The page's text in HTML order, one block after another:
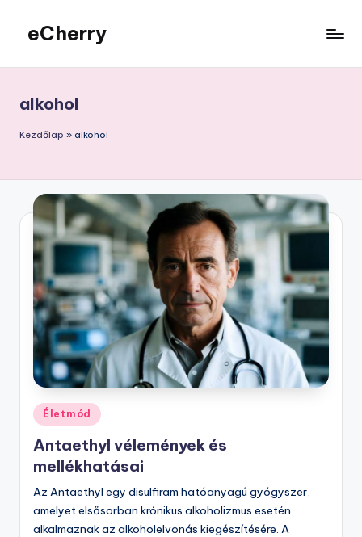
content
eCherry
nagyvilágból
alkohol
Kezdőlap » alkohol
Posted
in
Életmód
Antaethyl vélemények és
mellékhatásai
Az Antaethyl egy disulfiram hatóanyagú gyógyszer,
amelyet elsősorban krónikus alkoholizmus esetén
alkalmaznak az alkoholelvonás kiegészítésére. A